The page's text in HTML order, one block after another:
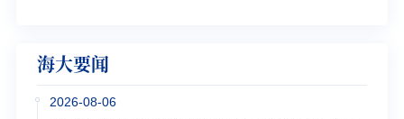
海大要闻
2026-08-06